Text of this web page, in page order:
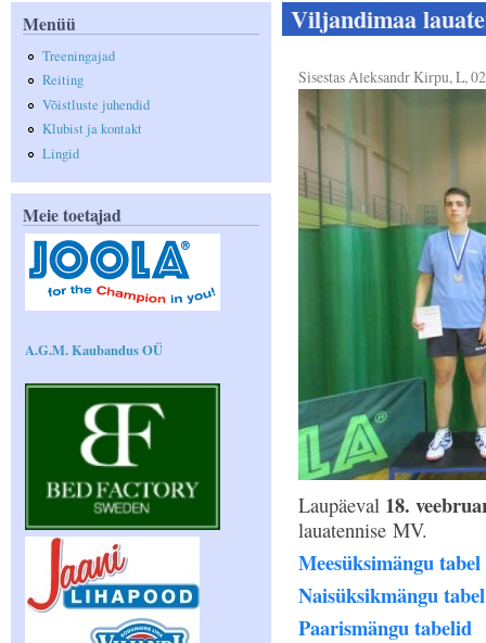
Menüü
Treeningajad
Reiting
Võistluste juhendid
Klubist ja kontakt
Lingid
Meie toetajad
A.G.M. Kaubandus OÜ
Viljandimaa
SisestasAleksandr Kirpu, L,
Laupäeval 18.
lauatennise MV.
Meesüksimängu tabel
Naisüksikmängu tabel
Paarismängu tabelid